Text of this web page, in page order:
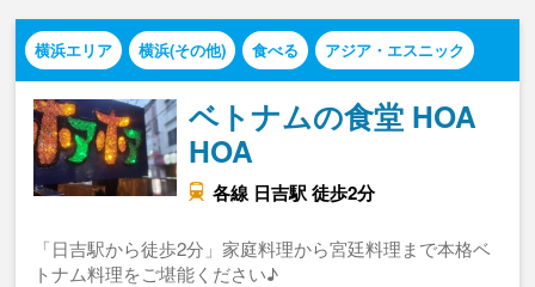
横浜エリア 横浜(その他) 食べる アジア・エスニック
ベトナムの食堂 HOA
HOA
各線 日吉駅 徒歩2分
「日吉駅から徒歩2分」家庭料理から宮廷料理まで本格ベ
トナム料理をご堪能ください♪